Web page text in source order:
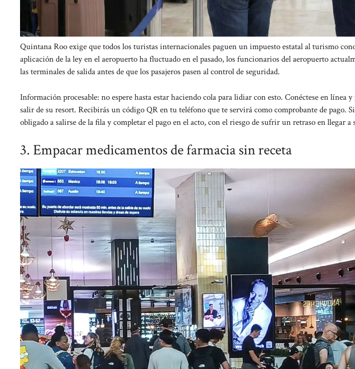
Quintana Roo exige que todos los turistas internacionales paguen un impuesto estatal al turismo
aplicación de la ley en el aeropuerto ha fluctuado en el pasado, los funcionarios del aeropuerto
las terminales de salida antes de que los pasajeros pasen al control de seguridad.
Información procesable: no espere hasta estar haciendo cola para lidiar con esto. Conéctese en línea
salir de su resort. Recibirás un código QR en tu teléfono que te servirá como comprobante de pago.
obligado a salirse de la fila y completar el pago en el acto, con el riesgo de sufrir un retraso en llegar a
3. Empacar medicamentos de farmacia sin receta